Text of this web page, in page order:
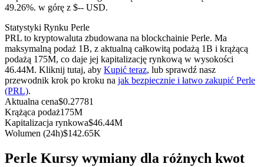
Kontrakty terminowe na USDC
Kontrakty futures wykorzystujące USDC jako zabezpieczenie
49.26%. w górę z $-- USD.
Statystyki Rynku Perle
PRL to kryptowaluta zbudowana na blockchainie Perle. Ma
maksymalną podaż 1B, z aktualną całkowitą podażą 1B i krążącą
podażą 175M, co daje jej kapitalizację rynkową w wysokości
46.44M. Kliknij tutaj, aby Kupić teraz, lub sprawdź nasz
przewodnik krok po kroku na jak bezpiecznie i łatwo zakupić Perle
(PRL).
Aktualna cena$0.27781
Krążąca podaż175M
Kapitalizacja rynkowa$46.44M
Wolumen (24h)$142.65K
Perle Kursy wymiany dla różnych kwot